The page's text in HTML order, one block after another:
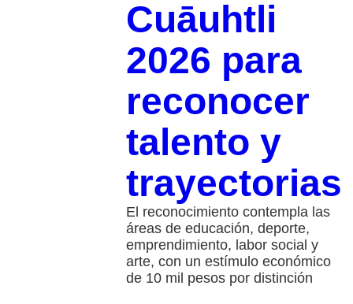
Cuāuhtli
2026 para
reconocer
talento y
trayectorias
El reconocimiento contempla las
áreas de educación, deporte,
emprendimiento, labor social y
arte, con un estímulo económico
de 10 mil pesos por distinción